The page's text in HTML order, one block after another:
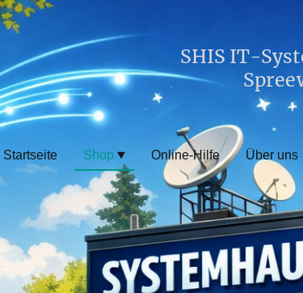
SHIS IT-
Startseite Shop Online-Hilfe Über uns